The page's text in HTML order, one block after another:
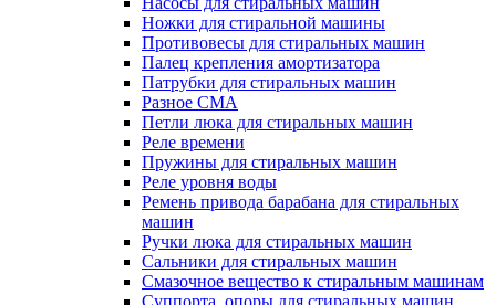
Ножки для стиральной машины
Противовесы для стиральных машин
Палец крепления амортизатора
Патрубки для стиральных машин
Разное СМА
Петли люка для стиральных машин
Реле времени
Пружины для стиральных машин
Реле уровня воды
Ремень привода барабана для стиральных
машин
Ручки люка для стиральных машин
Сальники для стиральных машин
Смазочное вещество к стиральным машинам
Суппорта, опоры для стиральных машин